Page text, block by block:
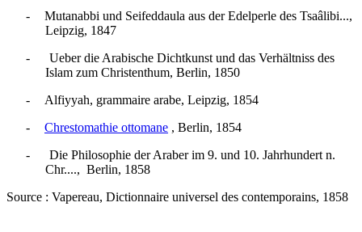
-
Mutanabbi und Seifeddaula aus der Edelperle des Tsaâlibi...,
Leipzig, 1847
- Ueber die Arabische Dichtkunst und das Verhältniss des
Islam zum Christenthum, Berlin, 1850
-
Alfiyyah, grammaire arabe, Leipzig, 1854
-
Chrestomathie ottomane , Berlin, 1854
- Die Philosophie der Araber im 9. und 10. Jahrhundert n.
Chr...., Berlin, 1858
Source : Vapereau, Dictionnaire universel des contemporains, 1858